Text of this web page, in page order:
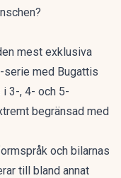
mest exklusiva
serie med Bugattis
3-, 4- och 5-
begränsad med
och bilarnas
till bland annat